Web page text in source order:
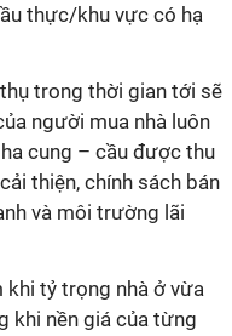
thực/khu vực có hạ
trong thời gian tới sẽ
người mua nhà luôn
cung – cầu được thu
thiện, chính sách bán
và môi trường lãi
khi tỷ trọng nhà ở vừa
khi nền giá của từng